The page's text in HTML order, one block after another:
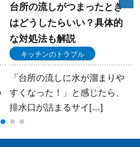
真夏のキッチンの天敵！コ
バエの撃退法とは？
キッチンのトラブル
気温が高くなると、まるで風
物詩かのようにキッチンのシ
ンク周りを飛び回る[…]